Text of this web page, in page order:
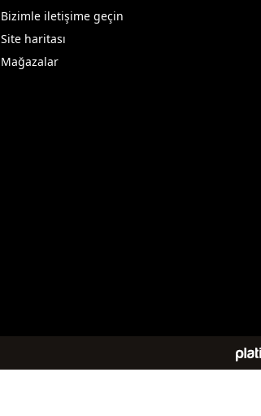
Bizimle iletişime geçin
Site haritası
Mağazalar